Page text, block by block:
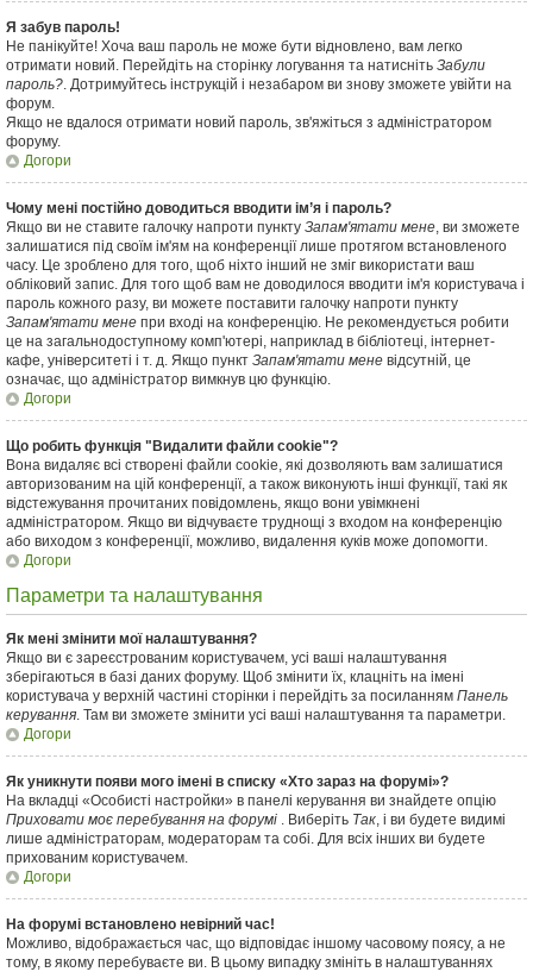
Я забув пароль!
Не панікуйте! Хоча ваш пароль не може бути відновлено, вам легко
отримати новий. Перейдіть на сторінку логування та натисніть Забули
пароль?. Дотримуйтесь інструкцій і незабаром ви знову зможете увійти на
форум.
Якщо не вдалося отримати новий пароль, зв'яжіться з адміністратором
форуму.
Догори
Чому мені постійно доводиться вводити ім’я і пароль?
Якщо ви не ставите галочку напроти пункту Запам'ятати мене, ви зможете
залишатися під своїм ім'ям на конференції лише протягом встановленого
часу. Це зроблено для того, щоб ніхто інший не зміг використати ваш
обліковий запис. Для того щоб вам не доводилося вводити ім'я користувача і
пароль кожного разу, ви можете поставити галочку напроти пункту
Запам'ятати мене при вході на конференцію. Не рекомендується робити
це на загальнодоступному комп'ютері, наприклад в бібліотеці, інтернет-
кафе, університеті і т. д. Якщо пункт Запам'ятати мене відсутній, це
означає, що адміністратор вимкнув цю функцію.
Догори
Що робить функція "Видалити файли cookie"?
Вона видаляє всі створені файли cookie, які дозволяють вам залишатися
авторизованим на цій конференції, а також виконують інші функції, такі як
відстежування прочитаних повідомлень, якщо вони увімкнені
адміністратором. Якщо ви відчуваєте труднощі з входом на конференцію
або виходом з конференції, можливо, видалення куків може допомогти.
Догори
Параметри та налаштування
Як мені змінити мої налаштування?
Якщо ви є зареєстрованим користувачем, усі ваші налаштування
зберігаються в базі даних форуму. Щоб змінити їх, клацніть на імені
користувача у верхній частині сторінки і перейдіть за посиланням Панель
керування. Там ви зможете змінити усі ваші налаштування та параметри.
Догори
Як уникнути появи мого імені в списку «Хто зараз на форумі»?
На вкладці «Особисті настройки» в панелі керування ви знайдете опцію
Приховати моє перебування на форумі . Виберіть Так, і ви будете видимі
лише адміністраторам, модераторам та собі. Для всіх інших ви будете
прихованим користувачем.
Догори
На форумі встановлено невірний час!
Можливо, відображається час, що відповідає іншому часовому поясу, а не
тому, в якому перебуваєте ви. В цьому випадку змініть в налаштуваннях